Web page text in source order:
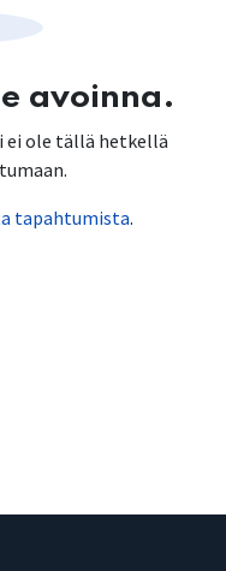
avoinna.
ole tällä hetkellä
tapahtumista.